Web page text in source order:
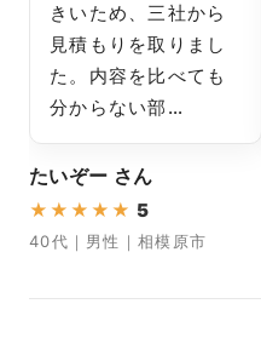
きいため、三社から
見積もりを取りまし
た。内容を比べても
分からない部…
たいぞー さん
★ ★ ★ ★ ★ 5
40代｜男性｜相模原市